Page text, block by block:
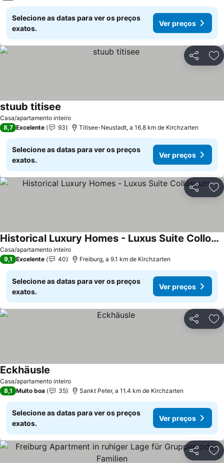
Selecione as datas para ver os preços
exatos.
Ver preços
Partilhar
Casa/apartamento inteiro
stuub titisee
8,7 Excelente 93 Titisee-Neustadt, a 16.8 km de Kirchzarten
Selecione as datas para ver os preços
exatos.
Ver preços
Partilhar
Casa/apartamento inteiro
Historical Luxury Homes - Luxus Suite Colloseum
9,1 Excelente 40 Freiburg, a 9.1 km de Kirchzarten
Selecione as datas para ver os preços
exatos.
Ver preços
Partilhar
Casa/apartamento inteiro
Eckhäusle
8,1 Muito boa 35 Sankt Peter, a 11.4 km de Kirchzarten
Selecione as datas para ver os preços
exatos.
Ver preços
Partilhar